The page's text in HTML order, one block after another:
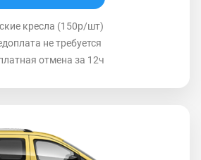
кресла (150р/шт)
не требуется
отмена за 12ч